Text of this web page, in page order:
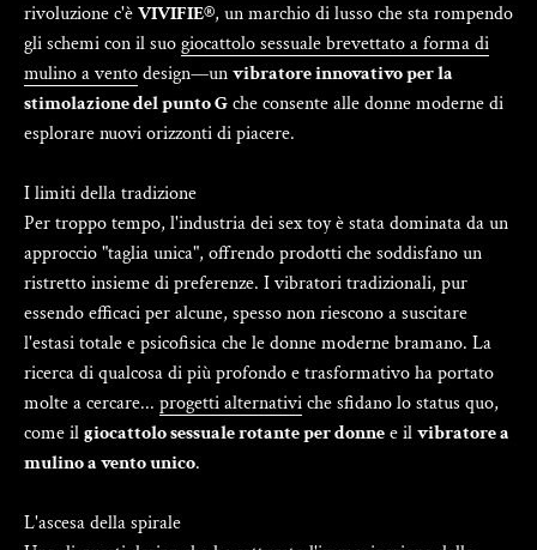
rivoluzione c'èVIVIFIE®, un marchio di lusso che sta rompendo
gli schemi con il suogiocattolo sessuale brevettato a forma di
mulino a ventodesign—unvibratore innovativo per la
stimolazione del punto Gche consente alle donne moderne di
esplorare nuovi orizzonti di piacere.
I limiti della tradizione
Per troppo tempo, l'industria dei sex toy è stata dominata da un
approccio "taglia unica", offrendo prodotti che soddisfano un
ristretto insieme di preferenze. I vibratori tradizionali, pur
essendo efficaci per alcune, spesso non riescono a suscitare
l'estasi totale e psicofisica che le donne moderne bramano. La
ricerca di qualcosa di più profondo e trasformativo ha portato
molte a cercare... progetti alternativiche sfidano lo status quo,
come ilgiocattolo sessuale rotante per donnee ilvibratore a
mulino a vento unico.
L'ascesa della spirale